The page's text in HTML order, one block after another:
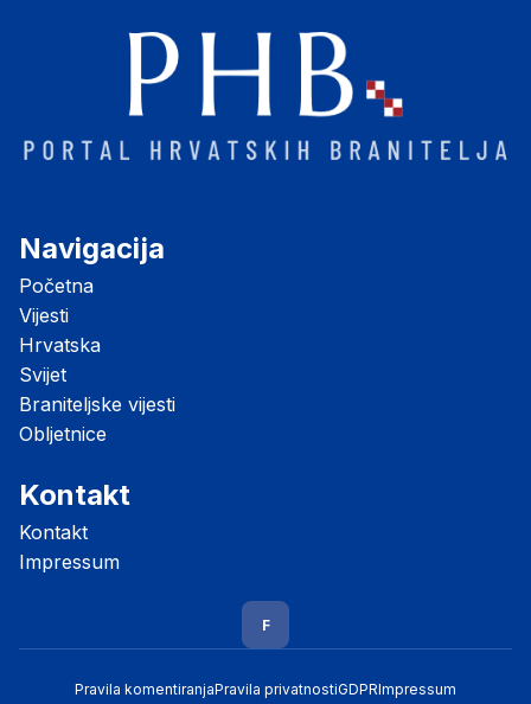
Navigacija
Početna
Vijesti
Hrvatska
Svijet
Braniteljske vijesti
Obljetnice
Kontakt
Kontakt
Impressum
F
Pravila komentiranjaPravila privatnostiGDPRImpressum